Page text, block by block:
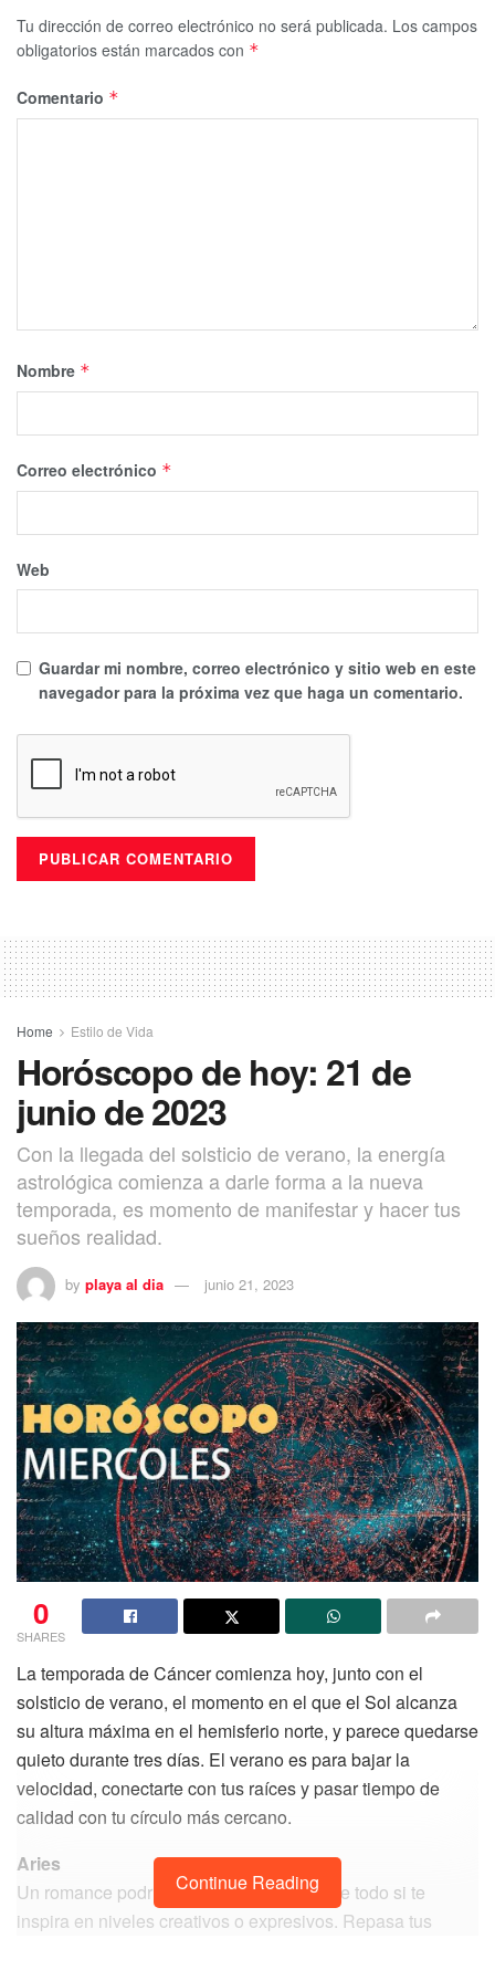
Tu dirección de correo electrónico no será publicada. Los campos
obligatorios están marcados con *
Comentario *
Nombre *
Correo electrónico *
Web
Guardar mi nombre, correo electrónico y sitio web en este
navegador para la próxima vez que haga un comentario.
Home Estilo de Vida
Horóscopo de hoy: 21 de
junio de 2023
Con la llegada del solsticio de verano, la energía
astrológica comienza a darle forma a la nueva
temporada, es momento de manifestar y hacer tus
sueños realidad.
by playa al dia junio 21, 2023
0
SHARES
La temporada de Cáncer comienza hoy, junto con el
solsticio de verano, el momento en el que el Sol alcanza
su altura máxima en el hemisferio norte, y parece quedarse
quieto durante tres días. El verano es para bajar la
velocidad, conectarte con tus raíces y pasar tiempo de
calidad con tu círculo más cercano.
Aries
Un romance podría acelerar el ritmo, sobre todo si te
inspira en niveles creativos o expresivos. Repasa tus
Continue Reading